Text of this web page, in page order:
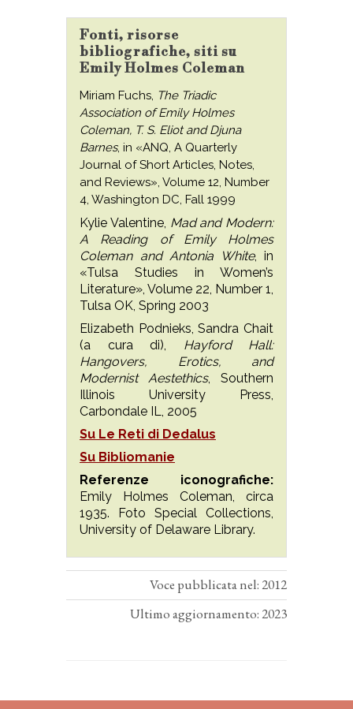
Fonti, risorse
bibliografiche, siti su
Emily Holmes Coleman
Miriam Fuchs, The Triadic
Association of Emily Holmes
Coleman, T. S. Eliot and Djuna
Barnes, in «ANQ, A Quarterly
Journal of Short Articles, Notes,
and Reviews», Volume 12, Number
4, Washington DC, Fall 1999
Kylie Valentine, Mad and Modern:
A Reading of Emily Holmes
Coleman and Antonia White, in
«Tulsa Studies in Women’s
Literature», Volume 22, Number 1,
Tulsa OK, Spring 2003
Elizabeth Podnieks, Sandra Chait
(a cura di), Hayford Hall:
Hangovers, Erotics, and
Modernist Aestethics, Southern
Illinois University Press,
Carbondale IL, 2005
Su Le Reti di Dedalus
Su Bibliomanie
Referenze iconografiche:
Emily Holmes Coleman, circa
1935. Foto Special Collections,
University of Delaware Library.
Voce pubblicata nel: 2012
Ultimo aggiornamento: 2023